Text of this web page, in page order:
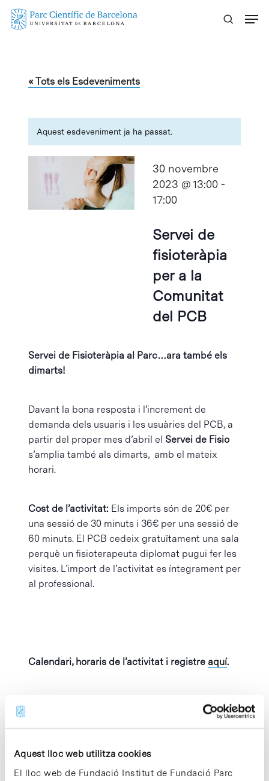
Aquest lloc web utilitza cookies
El lloc web de Fundació Institut de Fundació Parc
Skip
« Tots els Esdeveniments
Aquest esdeveniment ja ha passat.
30 novembre
2023 @ 13:00-
17:00
Servei de
fisioteràpia
per a la
Comunitat
del PCB
Servei de Fisioteràpia al Parc…ara també els
dimarts!
Davant la bona resposta i l’increment de
demanda dels usuaris i les usuàries del PCB, a
partir del proper mes d’abril el Servei de Fisio
s’amplia també als dimarts, amb el mateix
horari.
Cost de l’activitat: Els imports són de 20€ per
una sessió de 30 minuts i 36€ per una sessió de
60 minuts. El PCB cedeix gratuïtament una sala
perquè un fisioterapeuta diplomat pugui fer les
visites. L’import de l’activitat es íntegrament per
al professional.
Calendari, horaris de l’activitat i registre aquí.
MOSTRA ELS
ORGANITZADOR